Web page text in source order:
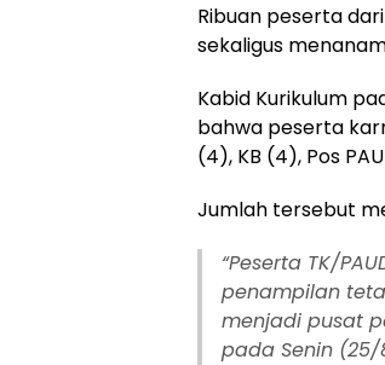
Ribuan peserta
sekaligus
Kabid Kurikulum
bahwa peserta
(4), KB (4), Pos
Jumlah tersebut
“Peserta TK/
penampilan
menjadi pusat
pada Senin (25/